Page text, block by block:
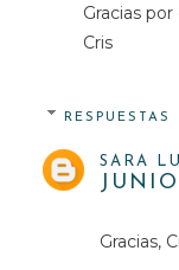
Gracias
Cris
RESPUESTAS
SARA
Gracias,